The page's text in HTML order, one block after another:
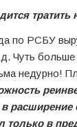
по РСБУ
Чуть больше
недурно!
расширение
только в